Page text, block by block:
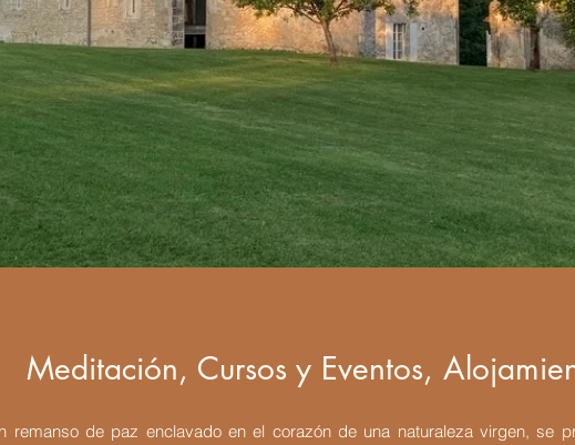
Meditación, Cursos y Eventos,
remanso de paz enclavado en el corazón de una naturaleza virgen, se